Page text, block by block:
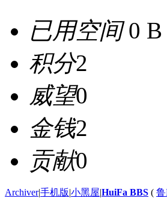
已用空间0 B
积分2
威望0
金钱2
贡献0
Archiver|手机版|小黑屋|HuiFa BBS ( 鲁